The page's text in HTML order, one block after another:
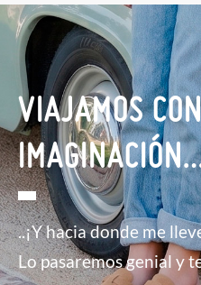
VIAJAMOS
..¡Y hacia donde me
Lo pasaremos genial y